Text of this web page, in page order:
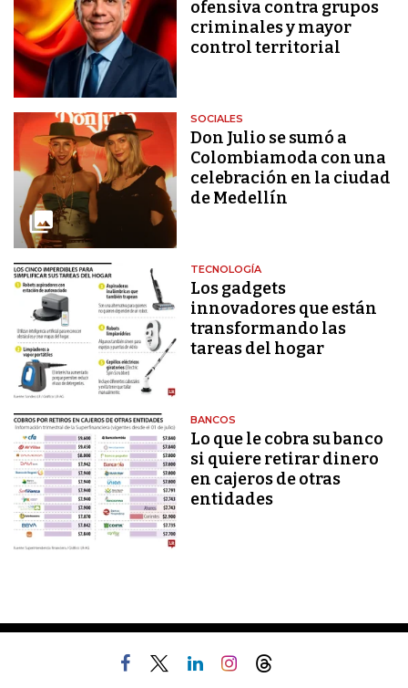
ofensiva contra grupos
criminales y mayor
control territorial
SOCIALES
Don Julio se sumó a
Colombiamoda con una
celebración en la ciudad
de Medellín
TECNOLOGÍA
Los gadgets
innovadores que están
transformando las
tareas del hogar
BANCOS
Lo que le cobra su banco
si quiere retirar dinero
en cajeros de otras
entidades